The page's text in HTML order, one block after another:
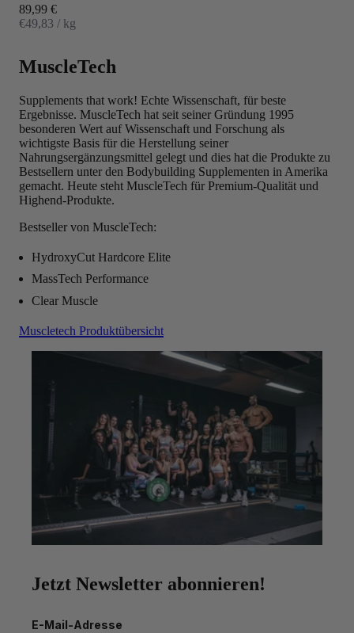
Angebot
89,99 €
€49,83 / kg
MuscleTech
Supplements that work! Echte Wissenschaft, für beste
Ergebnisse. MuscleTech hat seit seiner Gründung 1995
besonderen Wert auf Wissenschaft und Forschung als
wichtigste Basis für die Herstellung seiner
Nahrungsergänzungsmittel gelegt und dies hat die Produkte zu
Bestsellern unter den Bodybuilding Supplementen in Amerika
gemacht. Heute steht MuscleTech für Premium-Qualität und
Highend-Produkte.
Bestseller von MuscleTech:
HydroxyCut Hardcore Elite
MassTech Performance
Clear Muscle
Muscletech Produktübersicht
Jetzt Newsletter abonnieren!
E-Mail-Adresse